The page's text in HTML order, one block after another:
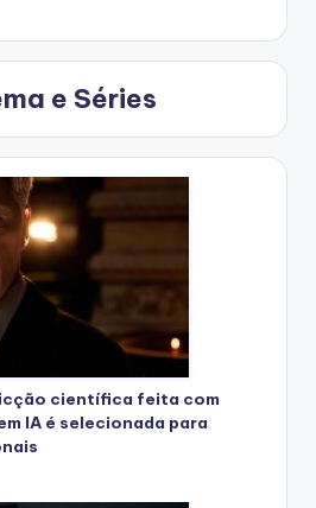
e Séries
científica feita com
IA é selecionada para